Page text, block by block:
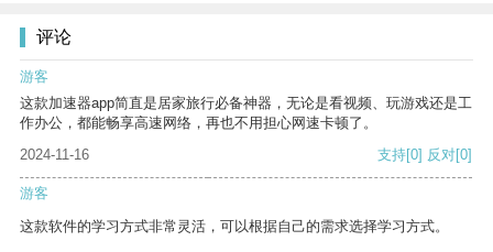
评论
游客
这款加速器app简直是居家旅行必备神器，无论是看视频、玩游戏还是工
作办公，都能畅享高速网络，再也不用担心网速卡顿了。
2024-11-16
支持[0] 反对[0]
游客
这款软件的学习方式非常灵活，可以根据自己的需求选择学习方式。